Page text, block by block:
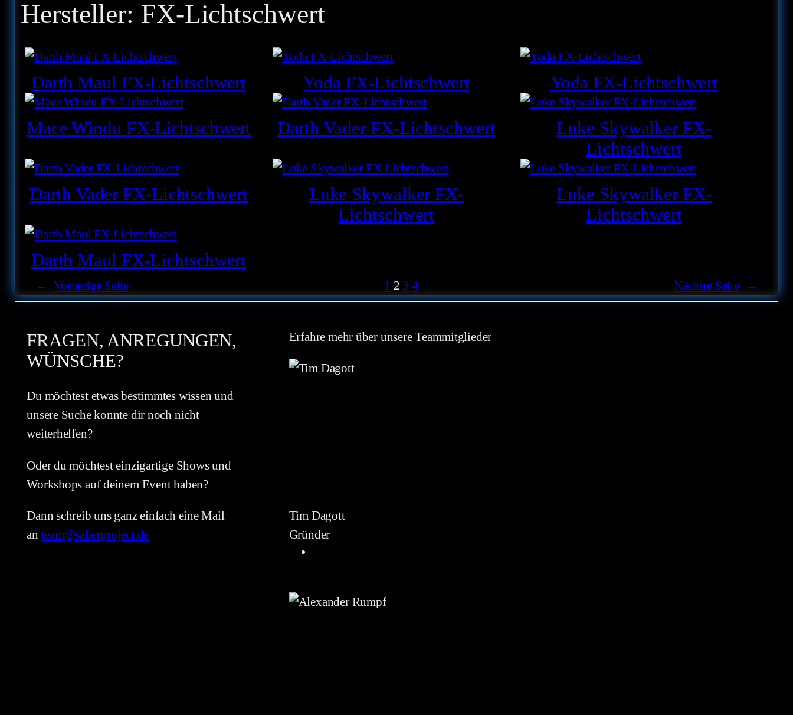
Hersteller: FX-Lichtschwert
Darth Maul FX-Lichtschwert Yoda FX-Lichtschwert Yoda FX-Lichtschwert
Mace Windu FX-Lichtschwert Darth Vader FX-Lichtschwert
Luke Skywalker FX-
Lichtschwert
Darth Vader FX-Lichtschwert
Luke Skywalker FX-
Lichtschwert
Luke Skywalker FX-
Lichtschwert
Darth Maul FX-Lichtschwert
← Vorherige Seite 1 2 3 4 Nächste Seite →
FRAGEN, ANREGUNGEN,
WÜNSCHE?
Du möchtest etwas bestimmtes wissen und
unsere Suche konnte dir noch nicht
weiterhelfen?
Oder du möchtest einzigartige Shows und
Workshops auf deinem Event haben?
Dann schreib uns ganz einfach eine Mail
an team@saberproject.de
Erfahre mehr über unsere Teammitglieder
Tim Dagott
Gründer